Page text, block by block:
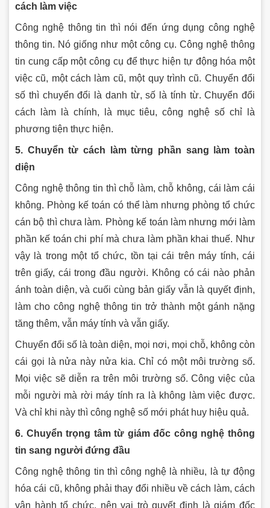
cách làm việc
Công nghệ thông tin thì nói đến ứng dụng công nghệ
thông tin. Nó giống như một công cụ. Công nghệ thông
tin cung cấp một công cụ để thực hiện tự động hóa một
việc cũ, một cách làm cũ, một quy trình cũ. Chuyển đổi
số thì chuyển đổi là danh từ, số là tính từ. Chuyển đổi
cách làm là chính, là mục tiêu, công nghệ số chỉ là
phương tiện thực hiện.
5. Chuyển từ cách làm từng phần sang làm toàn
diện
Công nghệ thông tin thì chỗ làm, chỗ không, cái làm cái
không. Phòng kế toán có thể làm nhưng phòng tổ chức
cán bộ thì chưa làm. Phòng kế toán làm nhưng mới làm
phần kế toán chi phí mà chưa làm phần khai thuế. Như
vậy là trong một tổ chức, tồn tại cái trên máy tính, cái
trên giấy, cái trong đầu người. Không có cái nào phản
ánh toàn diện, và cuối cùng bản giấy vẫn là quyết định,
làm cho công nghệ thông tin trở thành một gánh nặng
tăng thêm, vẫn máy tính và vẫn giấy.
Chuyển đổi số là toàn diện, mọi nơi, mọi chỗ, không còn
cái gọi là nửa này nửa kia. Chỉ có một môi trường số.
Mọi việc sẽ diễn ra trên môi trường số. Công việc của
mỗi người mà rời máy tính ra là không làm việc được.
Và chỉ khi này thì công nghệ số mới phát huy hiệu quả.
6. Chuyển trọng tâm từ giám đốc công nghệ thông
tin sang người đứng đầu
Công nghệ thông tin thì công nghệ là nhiều, là tự động
hóa cái cũ, không phải thay đổi nhiều về cách làm, cách
vận hành tổ chức, nên vai trò quyết định là giám đốc